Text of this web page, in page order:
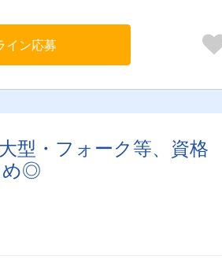
ります。夜間現場への配送業務もあります。
イン応募
型・フォーク等、資格
め◎